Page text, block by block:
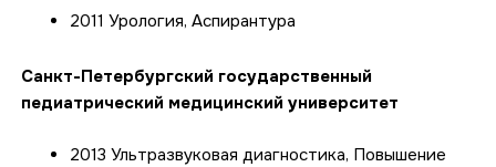
2011 Урология, Аспирантура
Санкт-Петербургский государственный
педиатрический медицинский университет
2013 Ультразвуковая диагностика, Повышение